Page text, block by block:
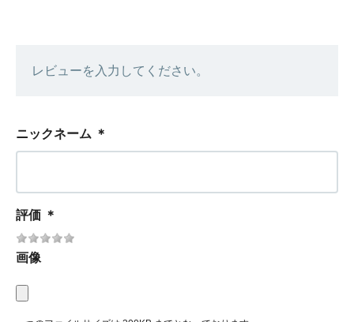
レビューを入力してください。
ニックネーム ＊
評価 ＊
画像